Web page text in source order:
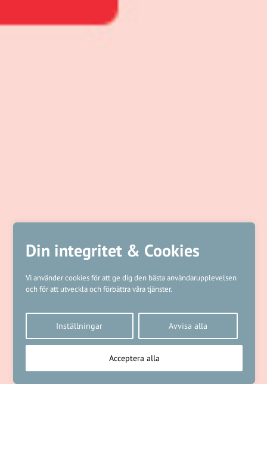
Din integritet & Cookies
Vi använder cookies för att ge dig den bästa användarupplevelsen
och för att utveckla och förbättra våra tjänster.
Inställningar Avvisa alla
Acceptera alla